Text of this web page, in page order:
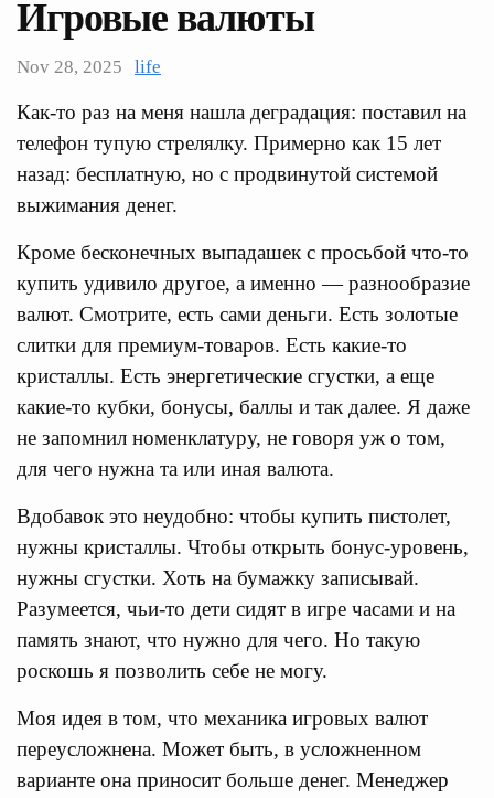
Игровые валюты
Nov 28, 2025 life
Как-то раз на меня нашла деградация: поставил на
телефон тупую стрелялку. Примерно как 15 лет
назад: бесплатную, но с продвинутой системой
выжимания денег.
Кроме бесконечных выпадашек с просьбой что-то
купить удивило другое, а именно — разнообразие
валют. Смотрите, есть сами деньги. Есть золотые
слитки для премиум-товаров. Есть какие-то
кристаллы. Есть энергетические сгустки, а еще
какие-то кубки, бонусы, баллы и так далее. Я даже
не запомнил номенклатуру, не говоря уж о том,
для чего нужна та или иная валюта.
Вдобавок это неудобно: чтобы купить пистолет,
нужны кристаллы. Чтобы открыть бонус-уровень,
нужны сгустки. Хоть на бумажку записывай.
Разумеется, чьи-то дети сидят в игре часами и на
память знают, что нужно для чего. Но такую
роскошь я позволить себе не могу.
Моя идея в том, что механика игровых валют
переусложнена. Может быть, в усложненном
варианте она приносит больше денег. Менеджер